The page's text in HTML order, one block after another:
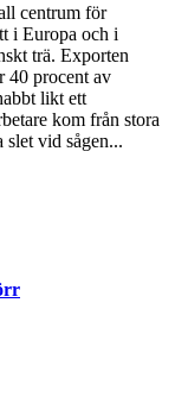
centrum för
i Europa och i
trä. Exporten
40 procent av
likt ett
kom från stora
vid sågen...